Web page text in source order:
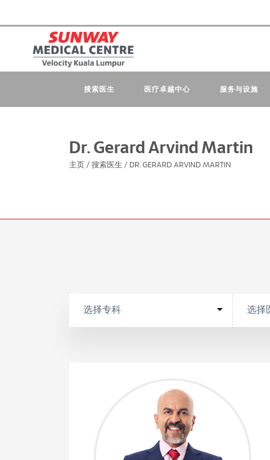
搜索医生 医疗卓越中心 服务与设施
Dr. Gerard Arvind Martin
主页 / 搜索医生 / DR. GERARD ARVIND MARTIN